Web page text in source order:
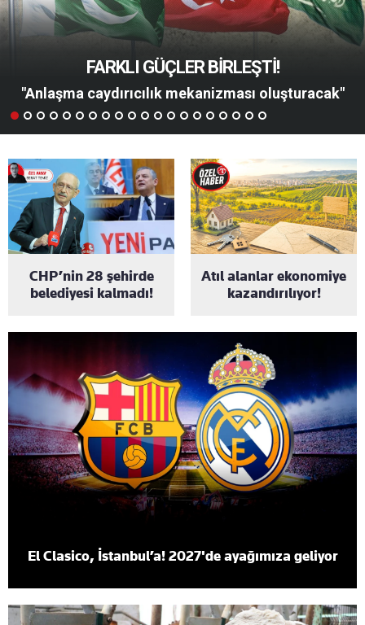
FARKLI GÜÇLER BİRLEŞTİ!
"Anlaşma caydırıcılık mekanizması oluşturacak"
CHP’nin 28 şehirde
belediyesi kalmadı!
Atıl alanlar ekonomiye
kazandırılıyor!
El Clasico, İstanbul’a! 2027'de ayağımıza geliyor